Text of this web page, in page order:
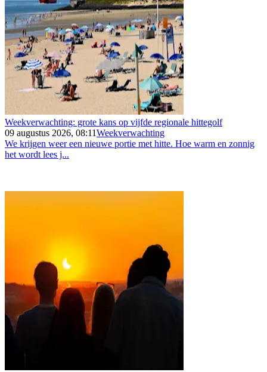
Weekverwachting: grote kans op vijfde regionale hittegolf
09 augustus 2026, 08:11Weekverwachting
We krijgen weer een nieuwe portie met hitte. Hoe warm en zonnig
het wordt lees j...